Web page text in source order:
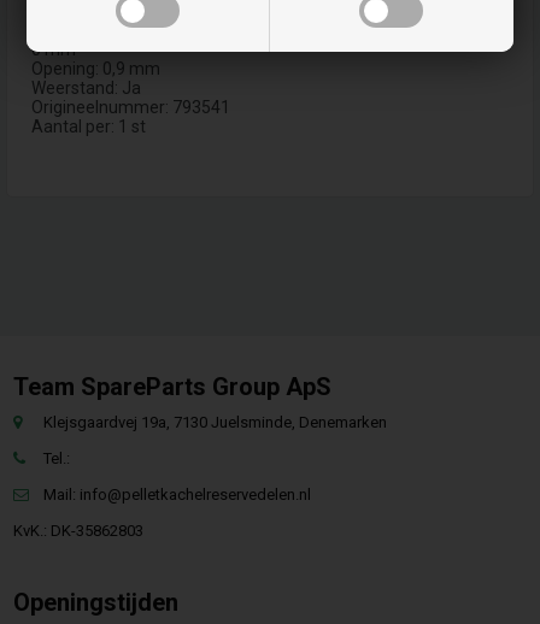
Sleutelmaat: 5/8 Inch
Sleutel-/sleutelmaat: 16
0 mm
Opening: 0,9 mm
Weerstand: Ja
Origineelnummer: 793541
Aantal per: 1 st
Team SpareParts Group ApS
Klejsgaardvej 19a, 7130 Juelsminde, Denemarken
Tel.:
Mail: info@pelletkachelreservedelen.nl
KvK.: DK-35862803
Openingstijden